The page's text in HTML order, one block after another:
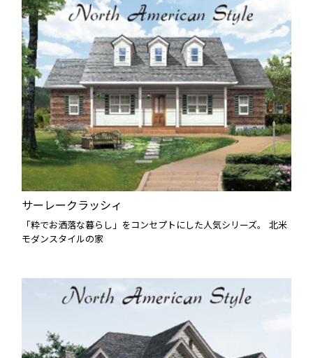
サーレークラッシィ
「粋でお洒落な暮らし」をコンセプトにした人気シリーズ。 北米
モダンスタイルの家